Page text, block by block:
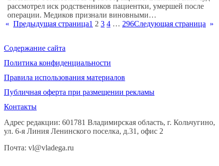
рассмотрел иск родственников пациентки, умершей после
операции. Медиков признали виновными…
« Предыдущая страница1 2 3 4 … 296Следующая страница »
Содержание сайта
Политика конфиденциальности
Правила использования материалов
Публичная оферта при размещении рекламы
Контакты
Адрес редакции: 601781 Владимирская область, г. Кольчугино,
ул. 6-я Линия Ленинского поселка, д.31, офис 2
Почта: vl@vladega.ru